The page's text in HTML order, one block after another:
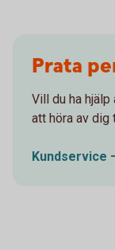
Prata
Vill du ha
att höra av dig
Kundservice